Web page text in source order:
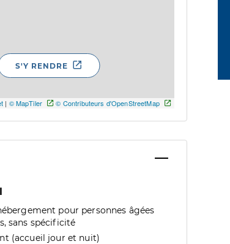
| © MapTiler © Contributeurs d'OpenStreetMap
S'Y RENDRE
pour personnes âgées
sans spécificité
(accueil jour et nuit)